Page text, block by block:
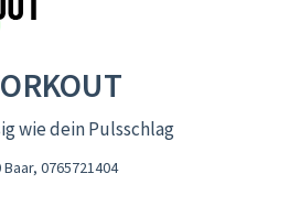
wie dein Pulsschlag
, 0765721404